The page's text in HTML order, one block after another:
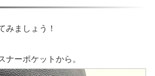
みましょう！
ナーポケットから。